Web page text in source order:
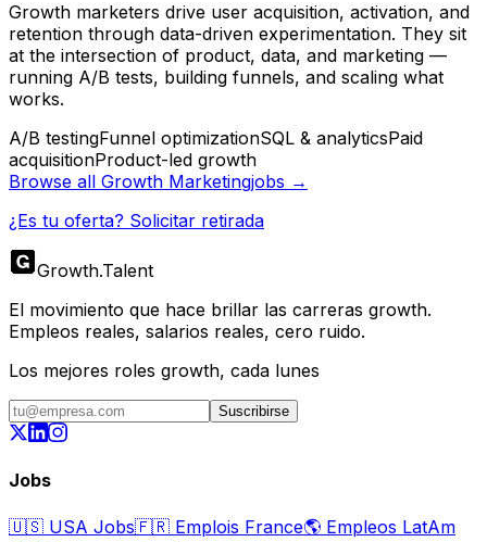
Growth marketers drive user acquisition, activation, and
retention through data-driven experimentation. They sit
at the intersection of product, data, and marketing —
running A/B tests, building funnels, and scaling what
works.
A/B testingFunnel optimizationSQL & analyticsPaid
acquisitionProduct-led growth
Browse all Growth Marketingjobs →
¿Es tu oferta? Solicitar retirada
Growth.Talent
El movimiento que hace brillar las carreras growth.
Empleos reales, salarios reales, cero ruido.
Los mejores roles growth, cada lunes
Suscribirse
Jobs
🇺🇸 USA Jobs🇫🇷 Emplois France🌎 Empleos LatAm